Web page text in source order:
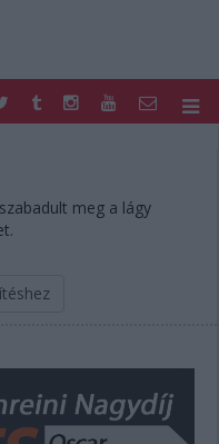
meg a lágy